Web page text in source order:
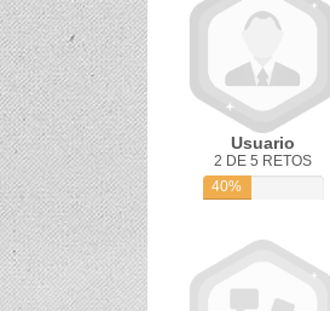
Usuario
2 DE 5 RETOS
40%